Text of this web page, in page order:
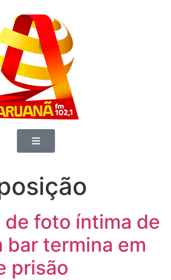
de foto íntima de
bar termina em
prisão